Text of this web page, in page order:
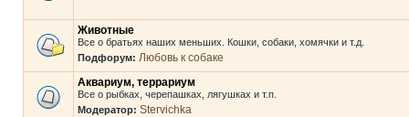
Животные
Все о братьях наших меньших. Кошки, собаки, хомячки и т.д.
Подфорум: Любовь к собаке
Аквариум, террариум
Все о рыбках, черепашках, лягушках и т.п.
Модератор: Stervichka